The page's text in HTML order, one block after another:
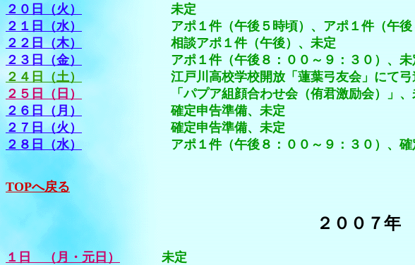
２０日（火）
未定
２１日（水）
アポ１件（午後５時頃）、アポ１件（午後８：
２２日（木）
相談アポ１件（午後）、未定
２３日（金）
アポ１件（午後８：００～９：３０）、未
２４日（土）江戸川高校学校開放「蓮葉弓友会」にて弓道
２５日（日）
「パプア組顔合わせ会（侑君激励会）」、
２６日（月）
確定申告準備、未定
２７日（火）
確定申告準備、未定
２８日（水）
アポ１件（午後８：００～９：３０）、確定
TOPへ戻る
２００７年
１日 （月・元日）
未定